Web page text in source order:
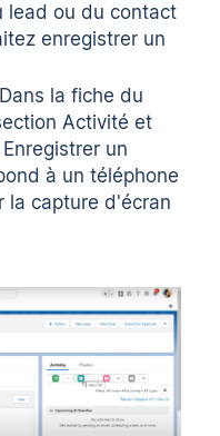
lead ou du contact
enregistrer un
Dans la fiche du
Activité et
un
à un téléphone
la capture d'écran